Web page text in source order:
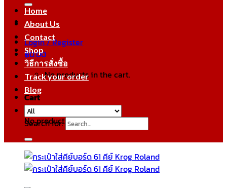
Login / Register
฿0.00
No products in the cart.
Cart
No products in the cart.
Home
About Us
Contact
Shop
วิธีการสั่งซื้อ
Track your order
Blog
Search for: